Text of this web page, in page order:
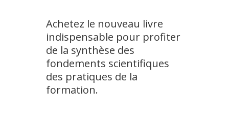
Achetez le nouveau livre
indispensable pour profiter
de la synthèse des
fondements scientifiques
des pratiques de la
formation.